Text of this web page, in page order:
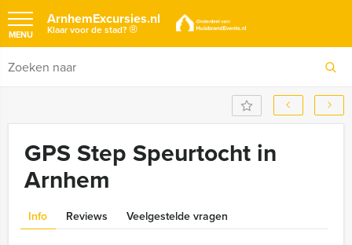
ArnhemExcursies.nl
Klaar voor de stad?®
MENU
GPS Step Speurtocht in
Arnhem
Info Reviews Veelgestelde vragen